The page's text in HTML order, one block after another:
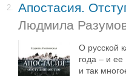
2.
Апостасия.
Людмила
О русской
года – и ее
и так